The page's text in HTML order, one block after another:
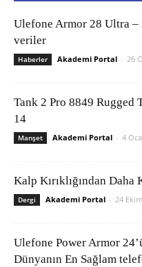
Ulefone Armor 28 Ultra –
veriler
Haberler Akademi Portal - 26
Tank 2 Pro 8849
14
Manşet Akademi Portal - 4
Kalp Kırıklığından Daha
Dergi Akademi Portal - 24
Ulefone Power Armor
Dünyanın En Sağlam